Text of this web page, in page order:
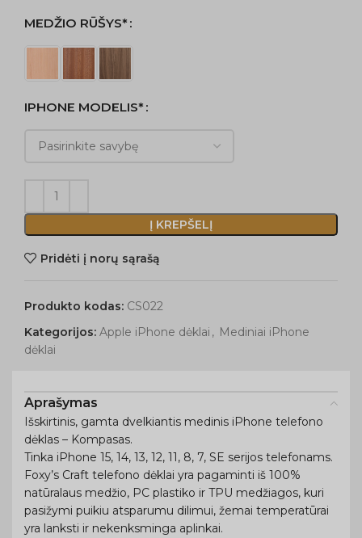
MEDŽIO RŪŠYS*
IPHONE MODELIS*
Į KREPŠELĮ
Pridėti į norų sąrašą
Produkto kodas: CS022
Kategorijos: Apple iPhone dėklai , Mediniai iPhone
dėklai
Aprašymas
Išskirtinis, gamta dvelkiantis medinis iPhone telefono
dėklas – Kompasas.
Tinka iPhone 15, 14, 13, 12, 11, 8, 7, SE serijos telefonams.
Foxy’s Craft telefono dėklai yra pagaminti iš 100%
natūralaus medžio, PC plastiko ir TPU medžiagos, kuri
pasižymi puikiu atsparumu dilimui, žemai temperatūrai
yra lanksti ir nekenksminga aplinkai.